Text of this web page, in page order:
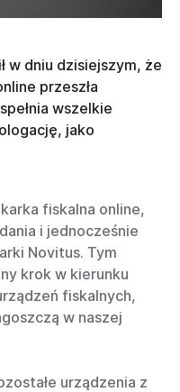
w dniu dzisiejszym, że
przeszła
wszelkie
jako
fiskalna online,
i jednocześnie
Novitus. Tym
krok w kierunku
fiskalnych,
w naszej
urządzenia z